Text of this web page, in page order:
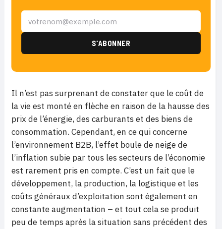
Il n’est pas surprenant de constater que le coût de
la vie est monté en flèche en raison de la hausse des
prix de l’énergie, des carburants et des biens de
consommation. Cependant, en ce qui concerne
l’environnement B2B, l’effet boule de neige de
l’inflation subie par tous les secteurs de l’économie
est rarement pris en compte. C’est un fait que le
développement, la production, la logistique et les
coûts généraux d’exploitation sont également en
constante augmentation – et tout cela se produit
peu de temps après la situation sans précédent des